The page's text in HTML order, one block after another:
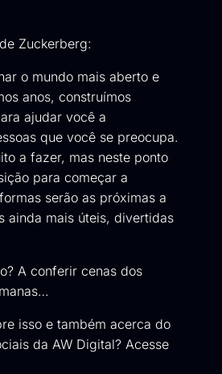
Zuckerberg:
o mundo mais aberto e
anos, construímos
ajudar você a
que você se preocupa.
a fazer, mas neste ponto
para começar a
serão as próximas a
ainda mais úteis, divertidas
A conferir cenas dos
isso e também acerca do
da AW Digital? Acesse